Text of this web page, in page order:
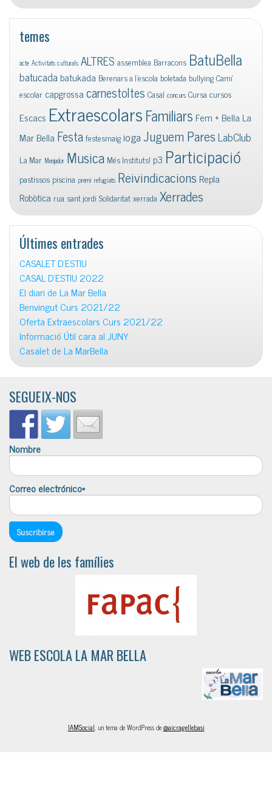
temes
acte Activitats culturals ALTRES assemblea Barracons BatuBella
batucadabatukada Berenars a l'escola boletada bullyingCamí
escolar capgrossacarnestoltes Casal concurs Cursa cursos
Escacs ExtraescolarsFamiliars Fem + Bella La
Mar Bella FestafestesmaigiogaJuguem ParesLabClub
La Mar Menjador Musica Més Instituts! p3 Participació
pastissos piscina premi refugiats Reivindicacions Repla
Robòtica rua sant jordi Solidaritatxerrada Xerrades
Últimes entrades
CASALET D’ESTIU
CASAL D’ESTIU 2022
El diari de La Mar Bella
Benvingut Curs 2021/22
Oferta Extraescolars Curs 2021/22
Informació Útil cara al JUNY
Casalet de La MarBella
SEGUEIX-NOS
Nombre
Correo electrónico*
El web de les famílies
WEB ESCOLA LA MAR BELLA
IAMSocial, un tema de WordPress de@aicragellebasi